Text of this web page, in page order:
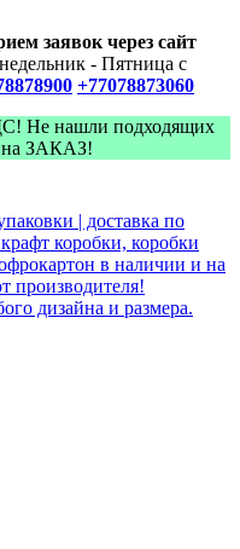
заявок через сайт
- Пятница с
+77078873060
Не нашли подходящих
на ЗАКАЗ!